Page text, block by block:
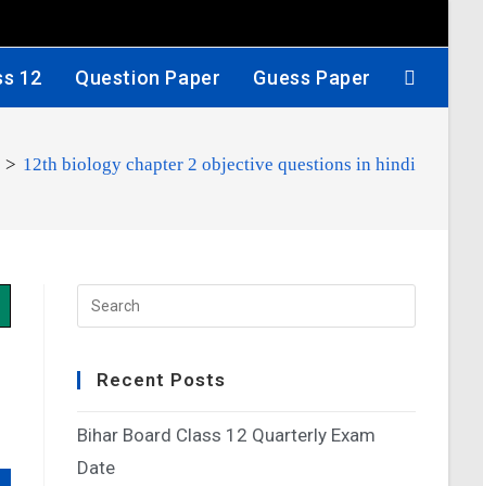
12 Question Paper Guess Paper
> 12th biology chapter 2 objective questions in hindi
Recent Posts
Bihar Board Class 12 Quarterly Exam
Date